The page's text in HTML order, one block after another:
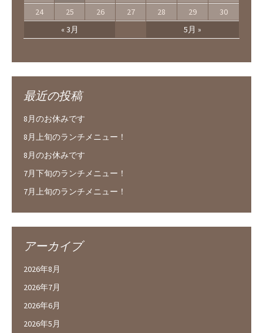
« 3月 5月 »
24
25 26 27 28 29 30
最近の投稿
8月のお休みです
8月上旬のランチメニュー！
8月のお休みです
7月下旬のランチメニュー！
7月上旬のランチメニュー！
アーカイブ
2026年8月
2026年7月
2026年6月
2026年5月